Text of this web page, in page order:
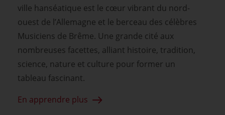
ville hanséatique est le cœur vibrant du nord-
ouest de l’Allemagne et le berceau des célèbres
Musiciens de Brême. Une grande cité aux
nombreuses facettes, alliant histoire, tradition,
science, nature et culture pour former un
tableau fascinant.
En apprendre plus